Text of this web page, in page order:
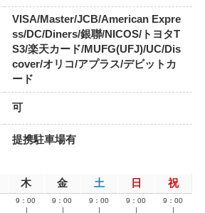
VISA/Master/JCB/American Expre
ss/DC/Diners/銀聯/NICOS/トヨタT
S3/楽天カード/MUFG(UFJ)/UC/Dis
cover/オリコ/アプラス/デビットカ
ード
可
提携駐車場有
木 金 土 日 祝
9：00
9：00
9：00
9：00
9：00